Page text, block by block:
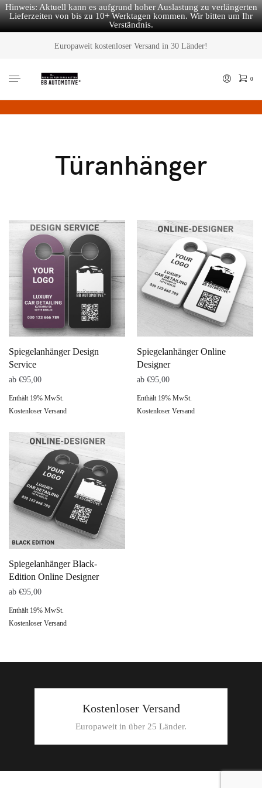
Hinweis: Aktuell kann es aufgrund hoher Auslastung zu verlängerten
Lieferzeiten von bis zu 10+ Werktagen kommen. Wir bitten um Ihr
Verständnis.
Europaweit kostenloser Versand in 30 Länder!
0
Türanhänger
Spiegelanhänger Design
Service
ab €95,00
Enthält 19% MwSt.
Kostenloser Versand
Spiegelanhänger Online
Designer
ab €95,00
Enthält 19% MwSt.
Kostenloser Versand
Spiegelanhänger Black-
Edition Online Designer
ab €95,00
Enthält 19% MwSt.
Kostenloser Versand
Kostenloser Versand
Europaweit in über 25 Länder.